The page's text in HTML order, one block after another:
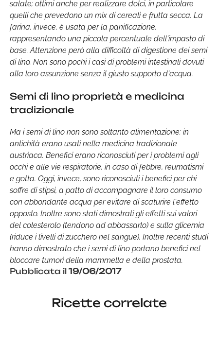
salate; ottimi anche per realizzare dolci, in particolare
quelli che prevedono un mix di cereali e frutta secca. La
farina, invece, è usata per la panificazione,
rappresentando una piccola percentuale dell'impasto di
base. Attenzione però alla difficoltà di digestione dei semi
di lino. Non sono pochi i casi di problemi intestinali dovuti
alla loro assunzione senza il giusto supporto d'acqua.
Semi di lino proprietà e medicina
tradizionale
Ma i semi di lino non sono soltanto alimentazione: in
antichità erano usati nella medicina tradizionale
austriaca. Benefici erano riconosciuti per i problemi agli
occhi e alle vie respiratorie, in caso di febbre, reumatismi
e gotta. Oggi, invece, sono riconosciuti i benefici per chi
soffre di stipsi, a patto di accompagnare il loro consumo
con abbondante acqua per evitare di scaturire l'effetto
opposto. Inoltre sono stati dimostrati gli effetti sui valori
del colesterolo (tendono ad abbassarlo) e sulla glicemia
(riduce i livelli di zucchero nel sangue). Inoltre recenti studi
hanno dimostrato che i semi di lino portano benefici nel
bloccare tumori della mammella e della prostata.
Pubblicata il 19/06/2017
Ricette correlate